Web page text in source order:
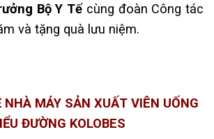
Bộ Y Tếcùng đoàn Công tác
và tặng quà lưu niệm.
NHÀ MÁY SẢN XUẤT VIÊN UỐNG
ĐƯỜNG KOLOBES